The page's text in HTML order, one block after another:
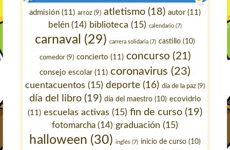
admisión (11) arroz (9) atletismo (18) autor(11)
belén (14) biblioteca (15) calendario (7)
carnaval (29) carrera solidaria (7) castillo (10)
comedor(9) concierto (11) concurso (21)
consejo escolar(11) coronavirus (23)
cuentacuentos (15) deporte (16) día de la paz (9)
día del libro(19) día del maestro(10) ecovidrio
(11) escuelas activas (15) fin de curso (19)
fotomarcha (14) graduación (15)
halloween (30) inglés(7) inicio de curso(10)